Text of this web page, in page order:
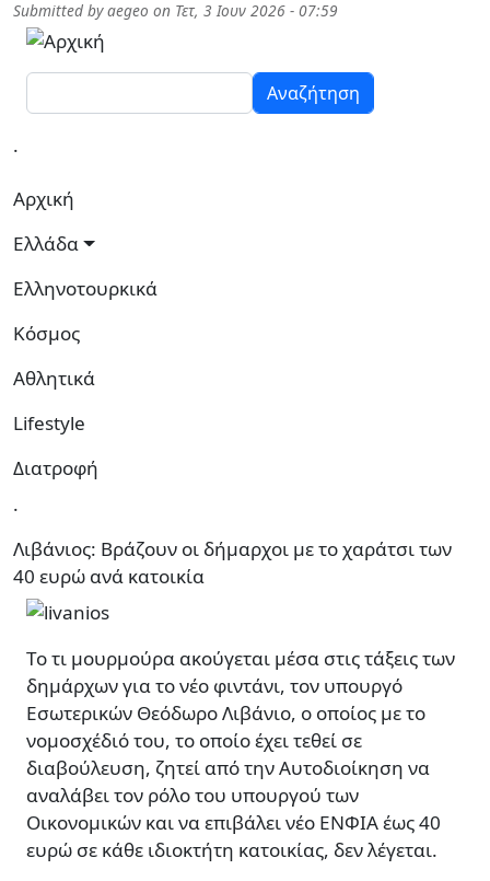
Παράκαμψη προς το κυρίως περιεχόμενο
Submitted byaegeo on Τετ, 3 Ιουν 2026 - 07:59
Αναζήτηση
.
Κεντρική πλοήγηση
Αρχική
Ελλάδα
Ελληνοτουρκικά
Κόσμος
Αθλητικά
Lifestyle
Διατροφή
.
Λιβάνιος: Βράζουν οι δήμαρχοι με το χαράτσι των
40 ευρώ ανά κατοικία
Το τι μουρμούρα ακούγεται μέσα στις τάξεις των
δημάρχων για το νέο φιντάνι, τον υπουργό
Εσωτερικών Θεόδωρο Λιβάνιο, ο οποίος με το
νομοσχέδιό του, το οποίο έχει τεθεί σε
διαβούλευση, ζητεί από την Αυτοδιοίκηση να
αναλάβει τον ρόλο του υπουργού των
Οικονομικών και να επιβάλει νέο ΕΝΦΙΑ έως 40
ευρώ σε κάθε ιδιοκτήτη κατοικίας, δεν λέγεται.